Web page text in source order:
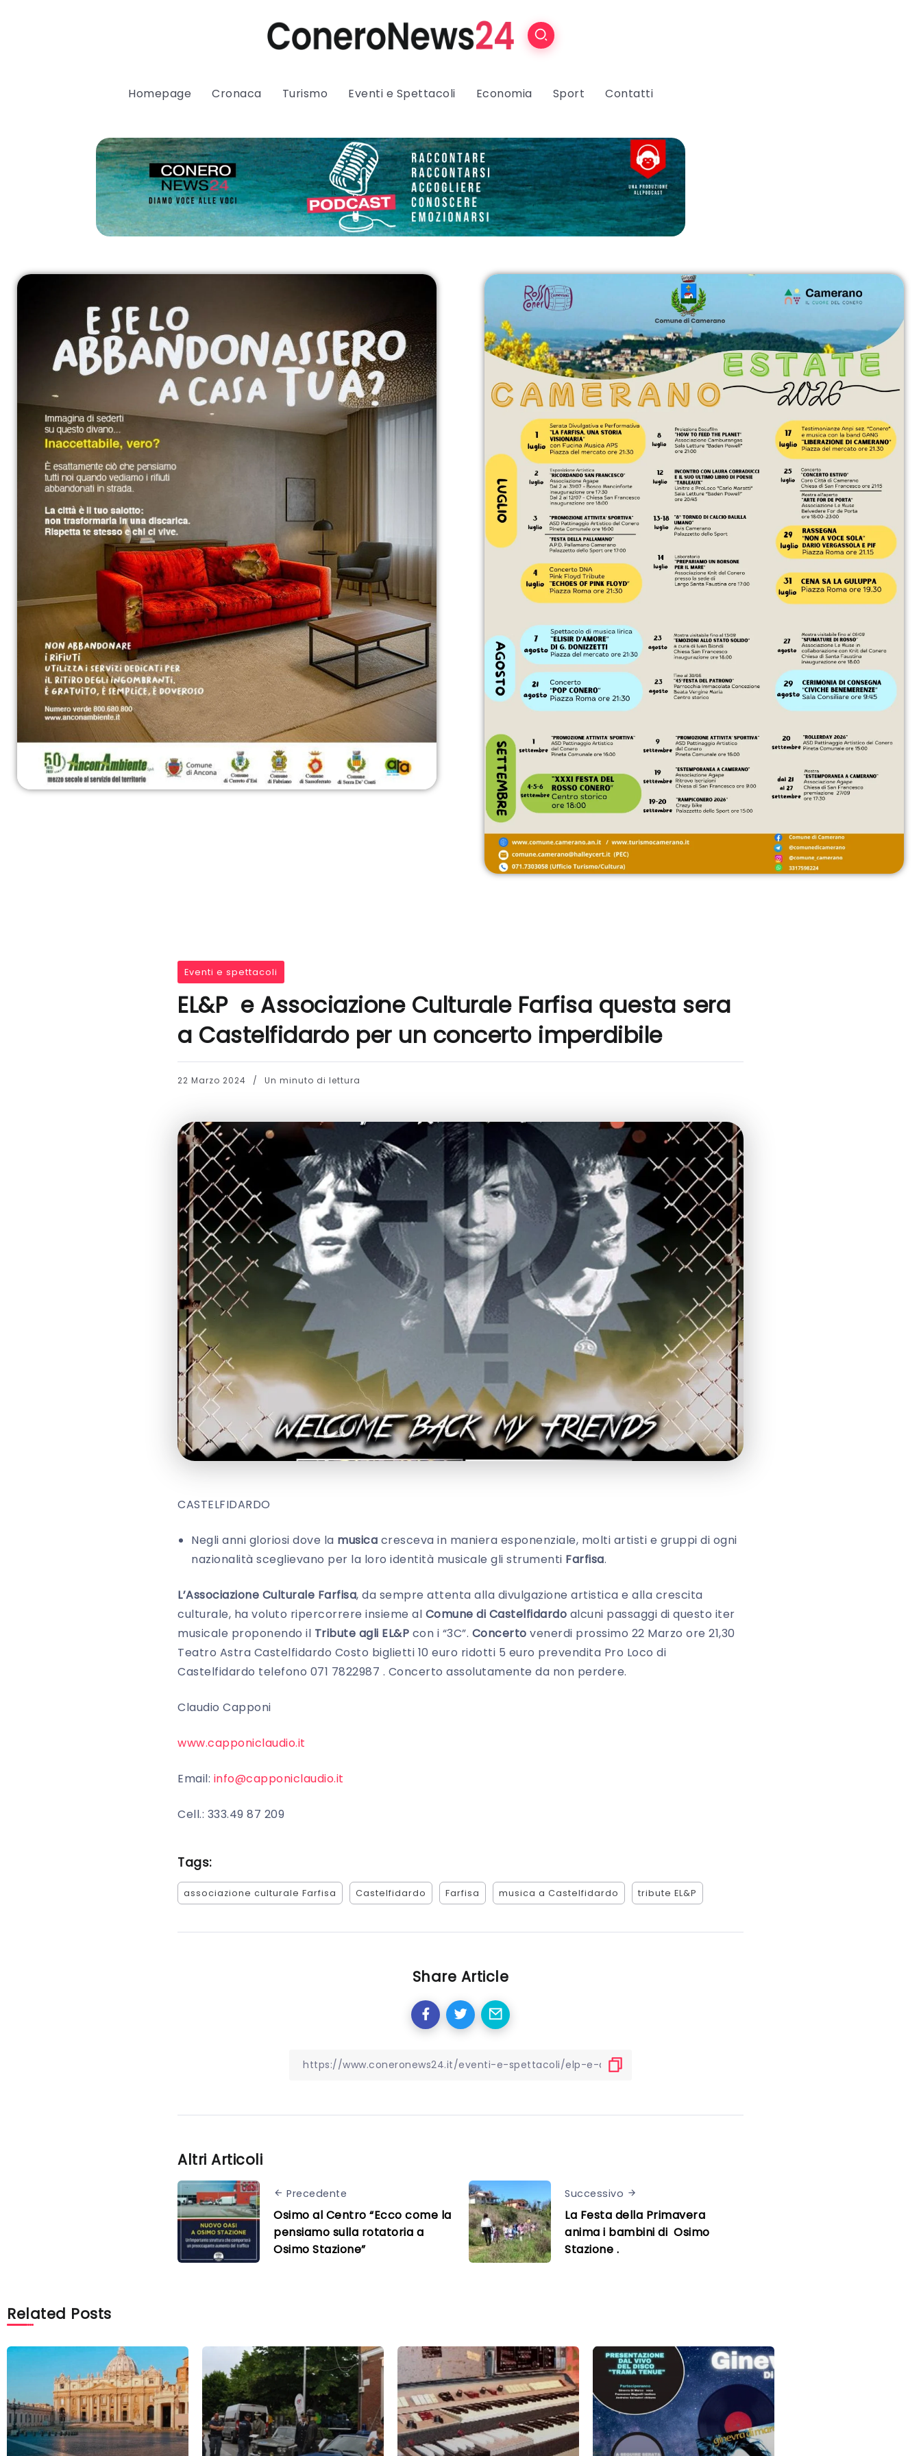
Homepage Cronaca Turismo Eventi e Spettacoli Economia Sport Contatti
Eventi e spettacoli
EL&P e Associazione Culturale Farfisa questa sera
a Castelfidardo per un concerto imperdibile
22 Marzo 2024 Un minuto di lettura
CASTELFIDARDO
Negli anni gloriosi dove la musica cresceva in maniera esponenziale, molti artisti e gruppi di ogni
nazionalità sceglievano per la loro identità musicale gli strumenti Farfisa.
L’Associazione Culturale Farfisa, da sempre attenta alla divulgazione artistica e alla crescita
culturale, ha voluto ripercorrere insieme al Comune di Castelfidardo alcuni passaggi di questo iter
musicale proponendo il Tribute agli EL&P con i “3C”. Concertovenerdi prossimo 22 Marzo ore 21,30
Teatro Astra Castelfidardo Costo biglietti 10 euro ridotti 5 euro prevendita Pro Loco di
Castelfidardo telefono 071 7822987 . Concerto assolutamente da non perdere.
Claudio Capponi
www.capponiclaudio.it
Email: info@capponiclaudio.it
Cell.: 333.49 87 209
Tags:
associazione culturale Farfisa Castelfidardo Farfisa musica a Castelfidardo tribute EL&P
Share Article
Altri Articoli
Precedente
Osimo al Centro “Ecco come la
pensiamo sulla rotatoria a
Osimo Stazione”
Successivo
La Festa della Primavera
anima i bambini di Osimo
Stazione .
Related Posts